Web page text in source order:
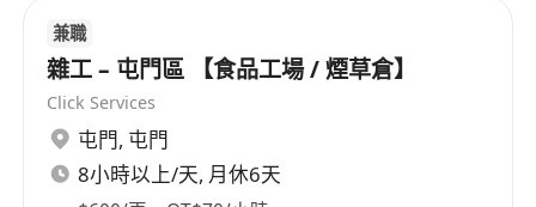
兼職
雜工 – 屯門區 【食品工場 / 煙草倉】
Click Services
屯門, 屯門
8小時以上/天, 月休6天